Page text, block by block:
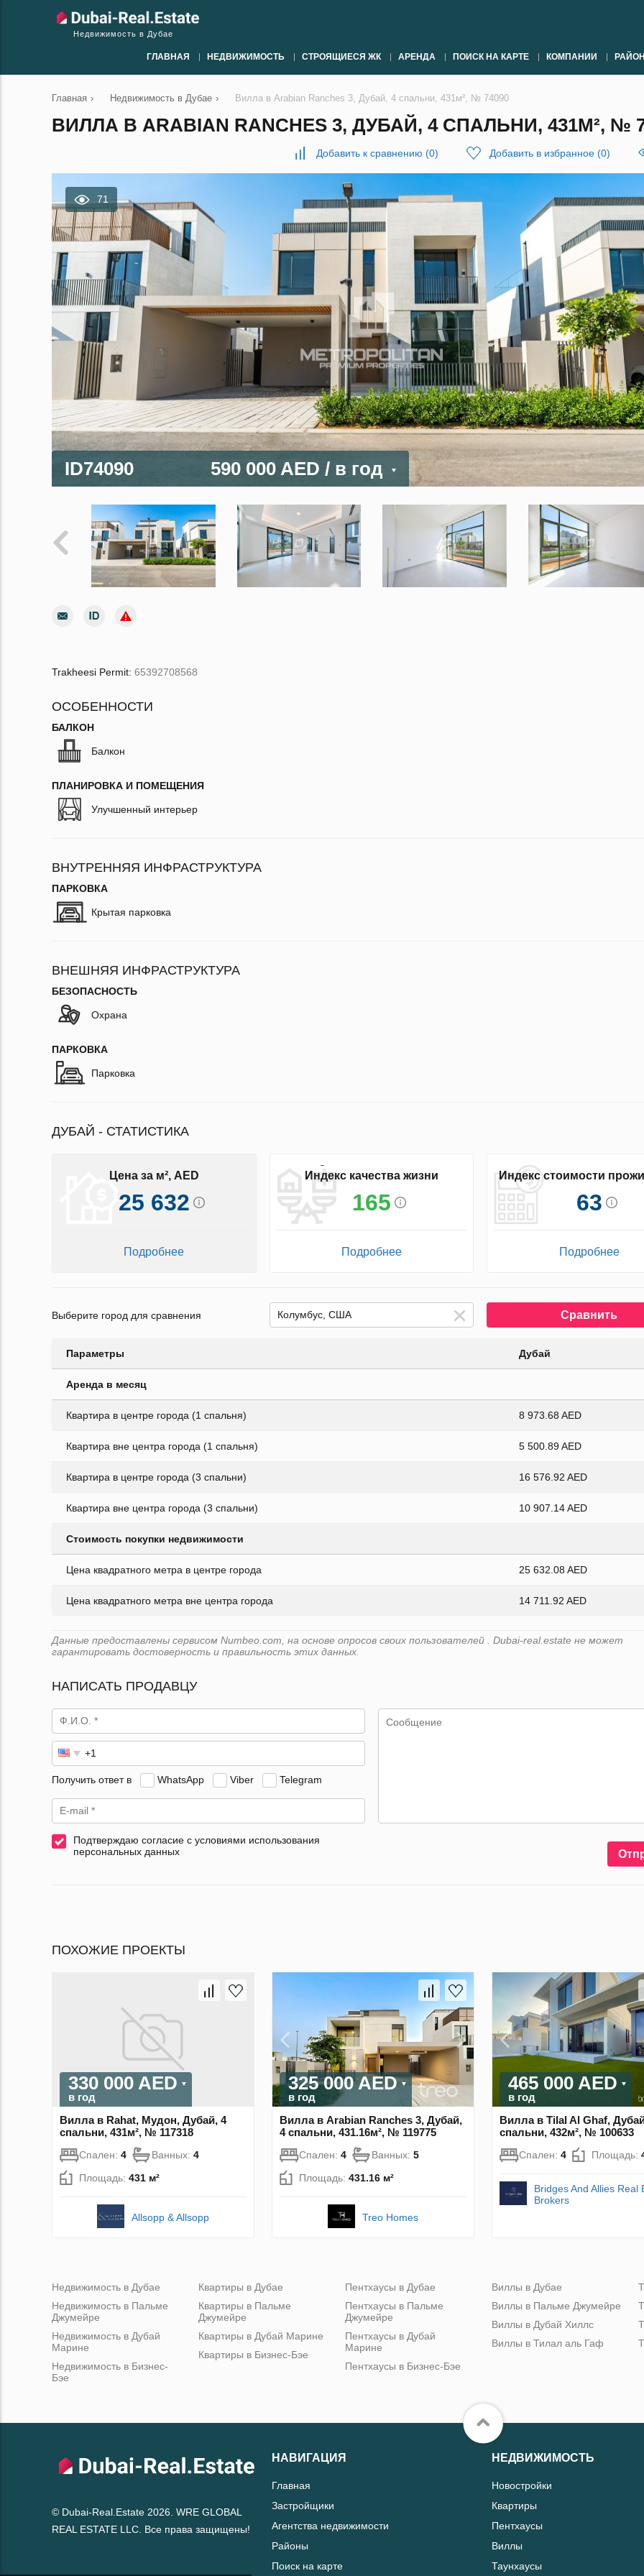
Недвижимость в Дубае
ГЛАВНАЯ НЕДВИЖИМОСТЬ СТРОЯЩИЕСЯ ЖК АРЕНДА ПОИСК НА КАРТЕ КОМПАНИИ
Главная › Недвижимость в Дубае › Вилла в Arabian Ranches 3, Дубай, 4 спальни, 431м², № 74090
ВИЛЛА В ARABIAN RANCHES 3, ДУБАЙ, 4 СПАЛЬНИ, 431М², №
Добавить к сравнению (0) Добавить в избранное (0)
71
ID74090 590 000 AED / в год
Trakheesi Permit: 65392708568
ОСОБЕННОСТИ
БАЛКОН
Балкон
ПЛАНИРОВКА И ПОМЕЩЕНИЯ
Улучшенный интерьер
ВНУТРЕННЯЯ ИНФРАСТРУКТУРА
ПАРКОВКА
Крытая парковка
ВНЕШНЯЯ ИНФРАСТРУКТУРА
БЕЗОПАСНОСТЬ
Охрана
ПАРКОВКА
Парковка
ДУБАЙ - СТАТИСТИКА
Цена за м², AED
25 632
Подробнее
Индекс качества жизни
165
Подробнее
Индекс стоимости
63
Подробнее
Выберите город для сравнения Сравнить
Параметры Дубай
Аренда в месяц
Квартира в центре города (1 спальня) 8 973.68 AED
Квартира вне центра города (1 спальня) 5 500.89 AED
Квартира в центре города (3 спальни) 16 576.92 AED
Квартира вне центра города (3 спальни) 10 907.14 AED
Стоимость покупки недвижимости
Цена квадратного метра в центре города 25 632.08 AED
Цена квадратного метра вне центра города 14 711.92 AED
Данные предоставлены сервисом Numbeo.com, на основе опросов своих пользователей . Dubai-real.estate не может
гарантировать достоверность и правильность этих данных.
НАПИСАТЬ ПРОДАВЦУ
Получить ответ в WhatsApp Viber Telegram
Подтверждаю согласие с условиями использования
персональных данных
ПОХОЖИЕ ПРОЕКТЫ
330 000 AED
в год
Вилла в Rahat, Мудон, Дубай, 4
спальни, 431м², № 117318
Спален: 4 Ванных: 4
Площадь: 431 м²
Allsopp & Allsopp
325 000 AED
в год
Вилла в Arabian Ranches 3, Дубай,
4 спальни, 431.16м², № 119775
Спален: 4 Ванных: 5
Площадь: 431.16 м²
Treo Homes
465 000 AED
в год
Вилла в Tilal Al Ghaf,
спальни, 432м², № 100633
Спален: 4 Площадь:
Bridges And Allies Real
Brokers
Недвижимость в Дубае
Недвижимость в Пальме
Джумейре
Недвижимость в Дубай
Марине
Недвижимость в Бизнес-
Бэе
Квартиры в Дубае
Квартиры в Пальме
Джумейре
Квартиры в Дубай Марине
Квартиры в Бизнес-Бэе
Пентхаусы в Дубае
Пентхаусы в Пальме
Джумейре
Пентхаусы в Дубай
Марине
Пентхаусы в Бизнес-Бэе
Виллы в Дубае
Виллы в Пальме Джумейре
Виллы в Дубай Хиллс
Виллы в Тилал аль Гаф
© Dubai-Real.Estate 2026. WRE GLOBAL
REAL ESTATE LLC. Все права защищены!
НАВИГАЦИЯ
Главная
Застройщики
Агентства недвижимости
Районы
Поиск на карте
НЕДВИЖИМОСТЬ
Новостройки
Квартиры
Пентхаусы
Виллы
Таунхаусы